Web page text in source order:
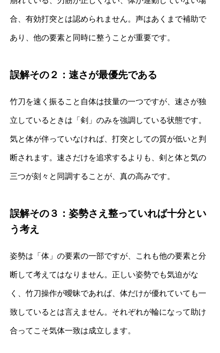
合、有効打突とは認められません。声はあくまで補助で
あり、他の要素と同時に整うことが重要です。
誤解その２：速さが最優先である
竹刀を速く振ること自体は技量の一つですが、速さが独
立しているときは「剣」のみを強調している状態です。
気と体が伴っていなければ、打突としての質が低いと判
断されます。速さだけを追求するよりも、剣と体と気の
三つが刻々と同調することが、真の高みです。
誤解その３：姿勢さえ整っていれば十分とい
う考え
姿勢は「体」の要素の一部ですが、これも他の要素と分
断して考えてはなりません。正しい姿勢でも気迫がな
く、竹刀操作が曖昧であれば、体だけが優れていても一
致しているとは言えません。それぞれが輪になって助け
合ってこそ気体一致は成立します。